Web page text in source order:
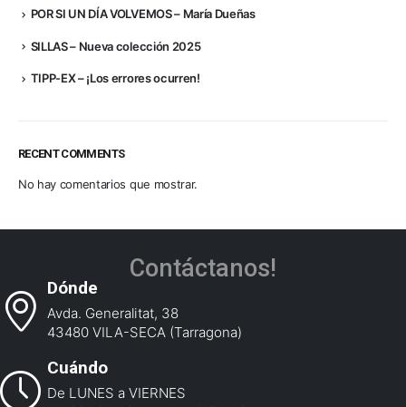
POR SI UN DÍA VOLVEMOS – María Dueñas
SILLAS – Nueva colección 2025
TIPP-EX – ¡Los errores ocurren!
RECENT COMMENTS
No hay comentarios que mostrar.
Contáctanos!
Dónde
Avda. Generalitat, 38
43480 VILA-SECA (Tarragona)
Cuándo
De LUNES a VIERNES